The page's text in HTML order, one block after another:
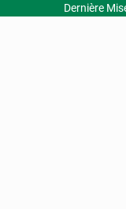
Dernière